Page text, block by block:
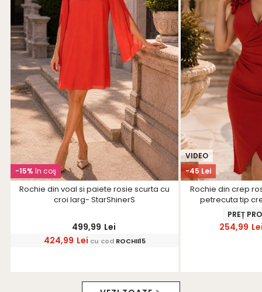
-15% în coş
Rochie din voal si paiete rosie scurta cu
croi larg- StarShinerS
499,99 Lei
424,99 Lei cu cod ROCHII15
-45 Lei
VIDEO
Rochie din crep
petrecuta tip
PREȚ
254,99